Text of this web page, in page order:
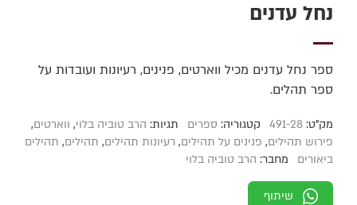
נחל עדנים
ספר נחל עדנים מכיל ווארטים, פנינים, רעיונות ועובדות על
ספר תהלים.
מק"ט: 491-28 קטגוריה: ספרים תגיות: הרב טוביה בלוי, ווארטים,
פירוש תהילים, פנינים על תהילים, רעיונות תהילים, תהילים, תהילים
ביאורים
מחבר: הרב טוביה בלוי
שיתוף